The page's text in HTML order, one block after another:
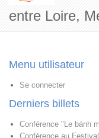
entre Loire,
Menu utilisateur
Se connecter
Derniers billets
Conférence "Le bánh
Conférence au